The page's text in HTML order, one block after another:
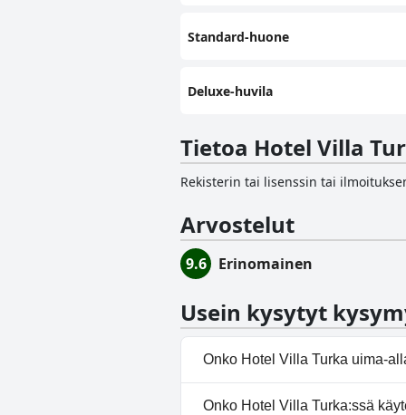
Standard-huone
Deluxe-huvila
Tietoa Hotel Villa
Rekisterin tai lisenssin tai
Arvostelut
9.6 Erinomainen
Usein kysytyt
Onko Hotel Villa Turka uima-
Kyllä, Hotel Villa Turka:ssä
Onko Hotel Villa Turka:ssä